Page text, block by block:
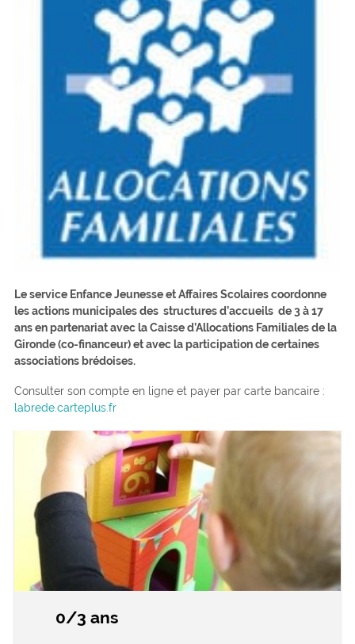
Le service Enfance Jeunesse et Affaires Scolaires coordonne
les actions municipales des structures d’accueils de 3 à 17
ans en partenariat avec la Caisse d’Allocations Familiales de la
Gironde (co-financeur) et avec la participation de certaines
associations brédoises.
Consulter son compte en ligne et payer par carte bancaire :
labrede.carteplus.fr
0/3 ans